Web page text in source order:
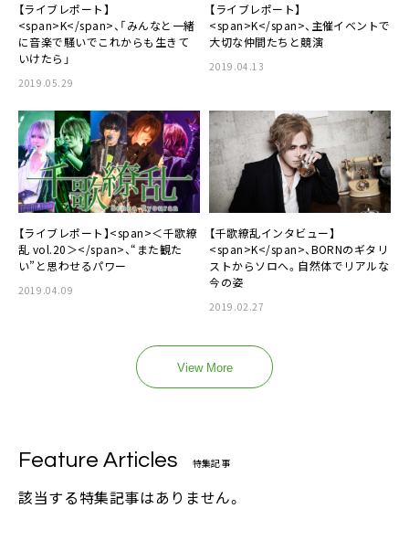
【ライブレポート】
<span>K</span>、「みんなと一緒
に音楽で騒いでこれからも生きて
いけたら」
2019.05.29
【ライブレポート】
<span>K</span>、主催イベントで
大切な仲間たちと競演
2019.04.13
【ライブレポート】<span>＜千歌繚
乱 vol.20＞</span>、“また観た
い”と思わせるパワー
2019.04.09
【千歌繚乱インタビュー】
<span>K</span>、BORNのギタリ
ストからソロへ。自然体でリアルな
今の姿
2019.02.27
View More
Feature Articles 特集記事
該当する特集記事はありません。